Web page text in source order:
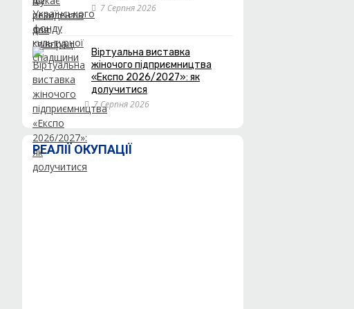
7 Серпня 2026
Віртуальна виставка
жіночого підприємництва
«Експо 2026/2027»: як
долучитися
7 Серпня 2026
РЕАЛІЇ ОКУПАЦІЇ